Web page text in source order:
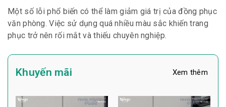
Một số lỗi phổ biến có thể làm giảm giá trị của đồng phục
văn phòng. Việc sử dụng quá nhiều màu sắc khiến trang
phục trở nên rối mắt và thiếu chuyên nghiệp.
Khuyến mãi Xem thêm